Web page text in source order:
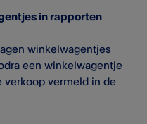
in rapporten
winkelwagentjes
een winkelwagentje
verkoop vermeld in de